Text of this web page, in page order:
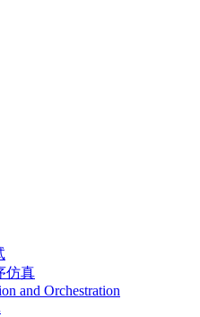
仿真
and Orchestration